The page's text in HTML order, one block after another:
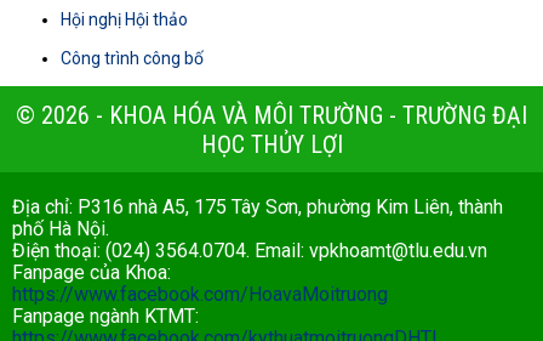
Hội nghị Hội thảo
Công trình công bố
© 2026 - KHOA HÓA VÀ MÔI TRƯỜNG - TRƯỜNG ĐẠI
HỌC THỦY LỢI
Địa chỉ: P316 nhà A5, 175 Tây Sơn, phường Kim Liên, thành
phố Hà Nội.
Điện thoại: (024) 3564.0704. Email: vpkhoamt@tlu.edu.vn
Fanpage của Khoa:
https://www.facebook.com/HoavaMoitruong
Fanpage ngành KTMT: